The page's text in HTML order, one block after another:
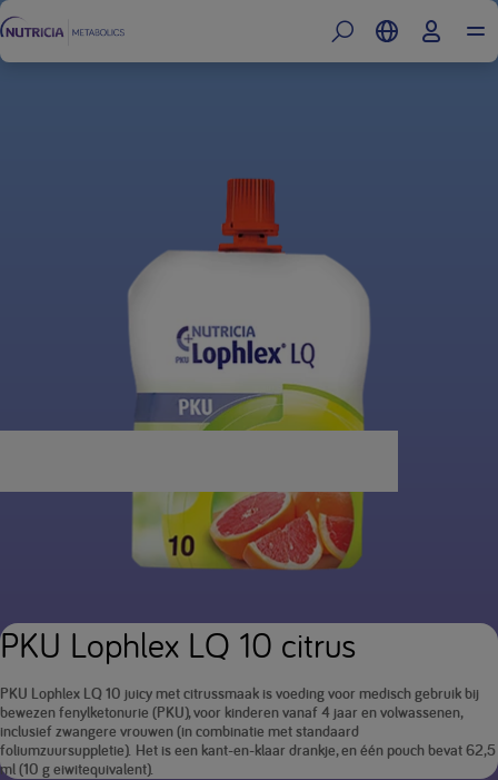
PKU Lophlex LQ 10 citrus
PKU Lophlex LQ 10 juicy met citrussmaak is voeding voor medisch gebruik bij
bewezen fenylketonurie (PKU), voor kinderen vanaf 4 jaar en volwassenen,
inclusief zwangere vrouwen (in combinatie met standaard
foliumzuursuppletie). Het is een kant-en-klaar drankje, en één pouch bevat 62,5
ml (10 g eiwitequivalent).